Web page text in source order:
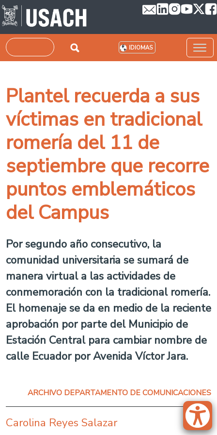
Pasar al contenido principal
Buscar IDIOMAS
Plantel recuerda a sus
víctimas en tradicional
romería del 11 de
septiembre que recorre
puntos emblemáticos
del Campus
Por segundo año consecutivo, la
comunidad universitaria se sumará de
manera virtual a las actividades de
conmemoración con la tradicional romería.
El homenaje se da en medio de la reciente
aprobación por parte del Municipio de
Estación Central para cambiar nombre de
calle Ecuador por Avenida Víctor Jara.
ARCHIVO DEPARTAMENTO DE COMUNICACIONES
Carolina Reyes Salazar